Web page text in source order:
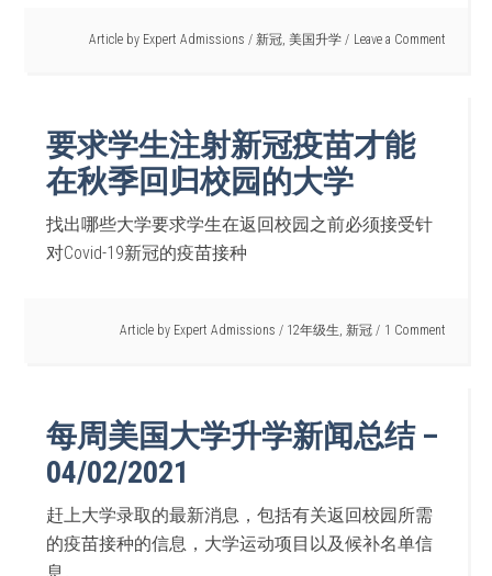
Article by Expert Admissions / 新冠, 美国升学 Leave a Comment
要求学生注射新冠疫苗才能
在秋季回归校园的大学
找出哪些大学要求学生在返回校园之前必须接受针
对Covid-19新冠的疫苗接种
Article by Expert Admissions / 12年级生, 新冠 1 Comment
每周美国大学升学新闻总结 –
04/02/2021
赶上大学录取的最新消息，包括有关返回校园所需
的疫苗接种的信息，大学运动项目以及候补名单信